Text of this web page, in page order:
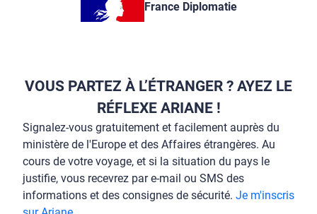
France Diplomatie
VOUS PARTEZ À L’ÉTRANGER ? AYEZ LE
RÉFLEXE ARIANE !
Signalez-vous gratuitement et facilement auprès du
ministère de l'Europe et des Affaires étrangères. Au
cours de votre voyage, et si la situation du pays le
justifie, vous recevrez par e-mail ou SMS des
informations et des consignes de sécurité. Je m'inscris